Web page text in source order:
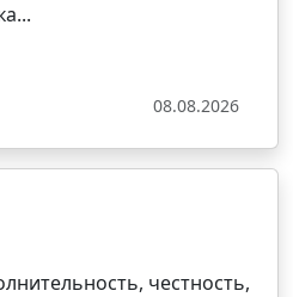
08.08.2026
честность,